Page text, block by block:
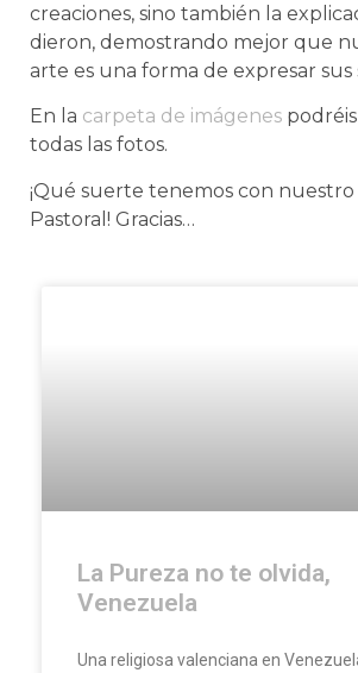
creaciones, sino también la
dieron, demostrando mejor que
arte es una forma de expresar sus
En la carpeta de imágenes
todas las fotos.
¡Qué suerte tenemos con
Pastoral! Gracias…
La Pureza no te olvida,
Venezuela
Una religiosa valenciana en